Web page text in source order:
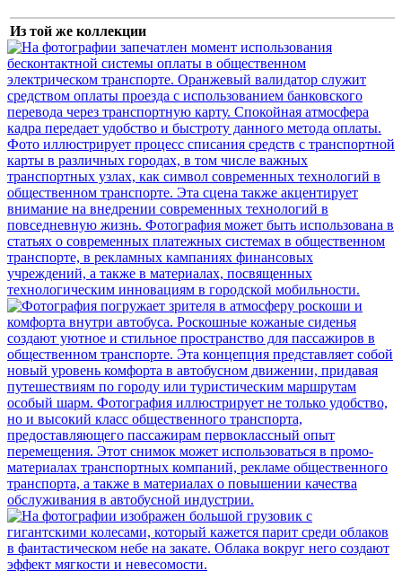
Из той же коллекции